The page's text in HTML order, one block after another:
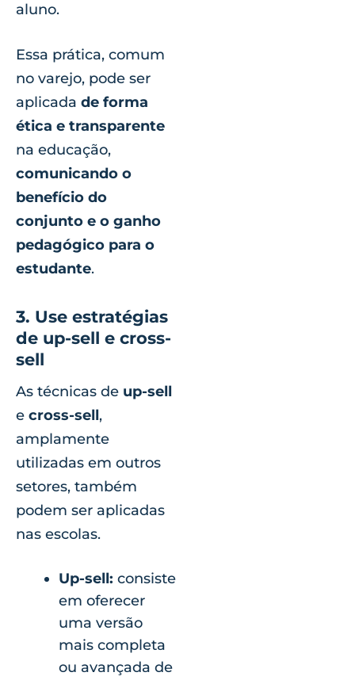
aluno.
Essa prática, comum
no varejo, pode ser
aplicada de forma
ética e transparente
na educação,
comunicando o
benefício do
conjunto e o ganho
pedagógico para o
estudante.
3. Use estratégias
de up-sell e cross-
sell
As técnicas de up-sell
e cross-sell,
amplamente
utilizadas em outros
setores, também
podem ser aplicadas
nas escolas.
Up-sell: consiste
em oferecer
uma versão
mais completa
ou avançada de